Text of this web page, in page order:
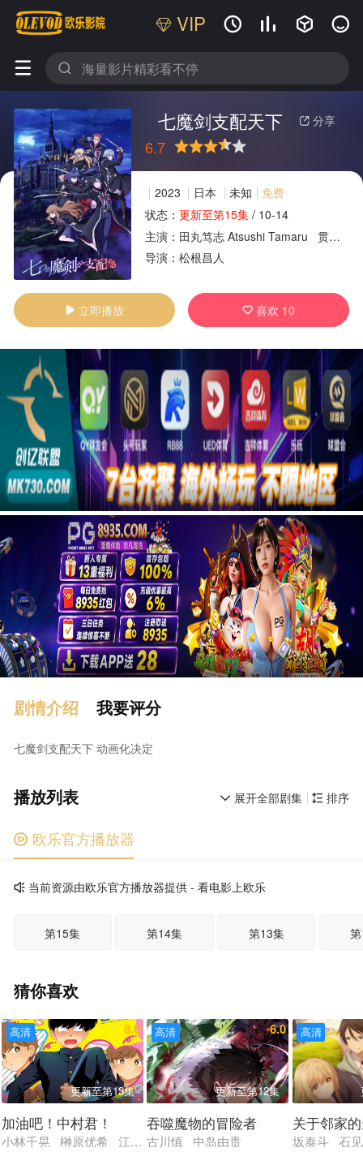
VIP    
 
 分享
七魔剑支配天下
6.7
很差较差还行推荐力荐
2023 日本 未知
免费
状态： 更新至第15集/ 10-14
主演： 田丸笃志 Atsushi Tamaru
贯井柚佳
导演： 松根昌人
 立即播放  喜欢 10
广告
剧情介绍 我要评分
七魔剑支配天下 动画化决定
 排序
 展开全部剧集
播放列表
 欧乐官方播放器
当前资源由欧乐官方播放器提供 - 看电影上欧乐
第15集 第14集 第13集
猜你喜欢
高清 8.0
更新至第13集
加油吧！中村君！
小林千晃 榊原优希 江口拓也 菲鲁兹·蓝 野津山幸宏 田丸笃
高清 6.0
更新至第12集
吞噬魔物的冒险者
古川慎 中岛由贵
高清
关于邻家
坂泰斗 石